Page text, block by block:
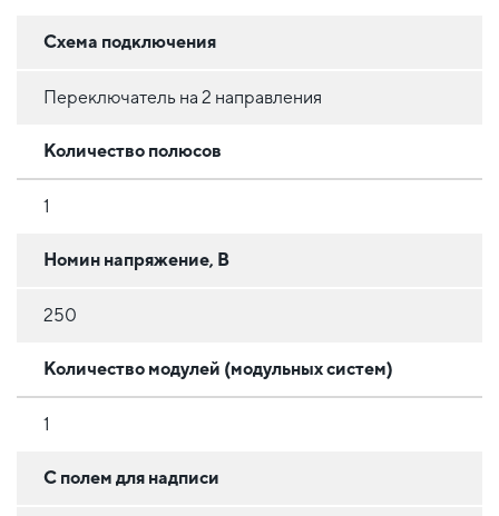
Схема подключения
Переключатель на 2 направления
Количество полюсов
1
Номин напряжение, В
250
Количество модулей (модульных систем)
1
С полем для надписи